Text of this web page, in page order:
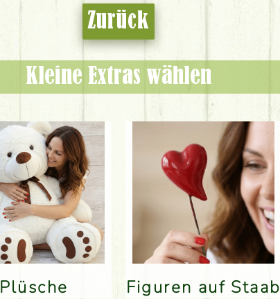
Zurück
Kleine Extras wählen
Plüsche Figuren auf Staab